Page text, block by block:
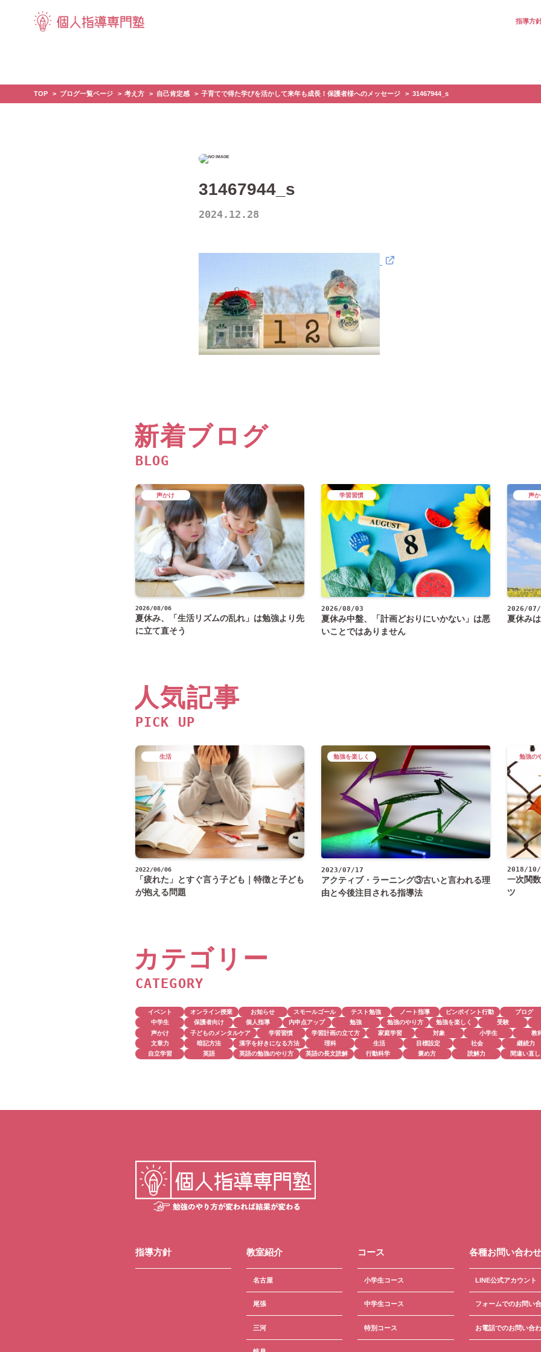
指導方
TOP ブログ一覧ページ 考え方 自己肯定感 子育てで得た学びを活かして来年も成長！保護者様へのメッセージ 31467944_s
31467944_s
2024.12.28
新着ブログ
BLOG
2026/08/06
夏休み、「生活リズムの乱れ」は勉強より先
に立て直そう
声かけ
2026/08/03
夏休み中盤、「計画どおりにいかない」は悪
いことではありません
学習習慣
2026/
夏休み
声
人気記事
PICK UP
2022/06/06
「疲れた」とすぐ言う子ども｜特徴と子ども
が抱える問題
生活
2023/07/17
アクティブ・ラーニング③古いと言われる理
由と今後注目される指導法
勉強を楽しく
2018/
一次関
ツ
勉強の
カテゴリー
CATEGORY
イベント オンライン授業 お知らせ スモールゴール テスト勉強 ノート指導 ピンポイント行動
ブログ
中学生
保護者向け 個人指導 内申点アップ 勉強 勉強のやり方 勉強を楽しく
受験
声かけ
子どものメンタルケア 学習習慣 学習計画の立て方 家庭学習 対象 小学生
教
文章力
暗記方法 漢字を好きになる方法 理科 生活 目標設定 社会
継続力
自立学習
英語 英語の勉強のやり方 英語の長文読解 行動科学 褒め方 読解力 間違い直し
指導方針 教室紹介
名古屋
尾張
三河
コース
小学生コース
中学生コース
特別コース
各種お問い合わせ
LINE公式アカウント
フォームでのお問い
お電話でのお問い合